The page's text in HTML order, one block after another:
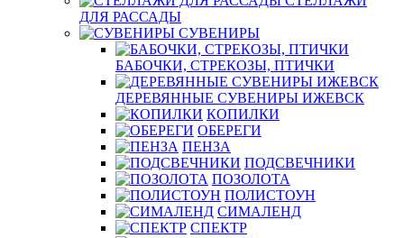
ДЛЯ РАССАДЫ
СУВЕНИРЫ
БАБОЧКИ, СТРЕКОЗЫ, ПТИЧКИ
ДЕРЕВЯННЫЕ СУВЕНИРЫ ИЖЕВСК
КОПИЛКИ
ОБЕРЕГИ
ПЕНЗА
ПОДСВЕЧНИКИ
ПОЗОЛОТА
ПОЛИСТОУН
СИМАЛЕНД
СПЕКТР